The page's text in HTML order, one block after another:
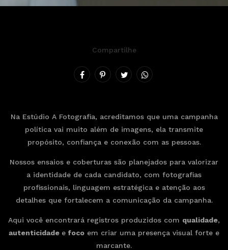
Compartilhe
Na Estúdio A Fotografia, acreditamos que uma campanha
política vai muito além de imagens, ela transmite
propósito, confiança e conexão com as pessoas.
Nossos ensaios e coberturas são planejados para valorizar
a identidade de cada candidato, com fotografias
profissionais, linguagem estratégica e atenção aos
detalhes que fortalecem a comunicação da campanha.
Aqui você encontrará registros produzidos com qualidade,
autenticidade e foco em criar uma presença visual forte e
marcante.